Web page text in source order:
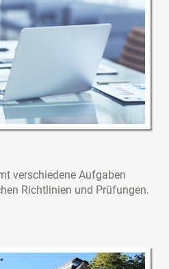
verschiedene Aufgaben
Richtlinien und Prüfungen.